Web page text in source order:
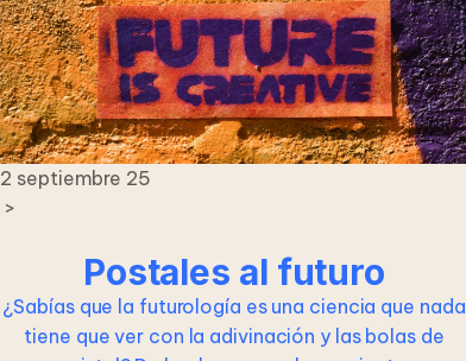
2 septiembre 25
>
Postales al futuro
¿Sabías que la futurología es una ciencia que nada
tiene que ver con la adivinación y las bolas de